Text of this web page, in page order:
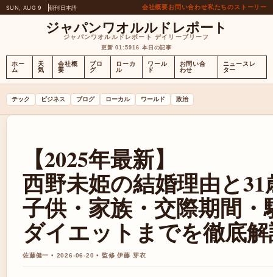
SUN, AUG 9 朝刊日本語 会社概要お問い合わせ私たちのストーリー
ジャパンワオルルドレポート
ジャパンワオルルドレポート デイリーブリーフ
更新 01:5916 本日の記事
ホー
ム
天
気
会社概
要
ブロ
グ
ローカ
ル
ワール
ド
お問い合
わせ
ニュースレ
ター
テック ビジネス ブログ ローカル ワールド 政治
【2025年最新】
西野未姫の結婚理由と
子供・家族・交際期間
ダイエットまでを徹底
佐藤健一 • 2026-06-20 • 監修 伊藤 芽衣